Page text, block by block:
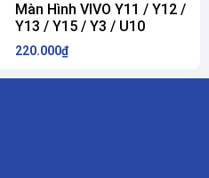
Màn Hình VIVO Y11 / Y12 /
Y13 / Y15 / Y3 / U10
220.000₫